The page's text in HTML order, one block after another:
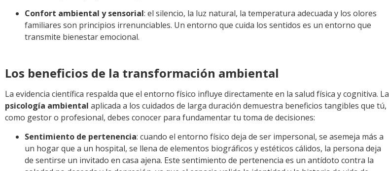
Confort ambiental y sensorial: el silencio, la luz natural, la temperatura adecuada y los olores
familiares son principios irrenunciables. Un entorno que cuida los sentidos es un entorno que
transmite bienestar emocional.
Los beneficios de la transformación ambiental
La evidencia científica respalda que el entorno físico influye directamente en la salud física y cognitiva. La
psicología ambiental aplicada a los cuidados de larga duración demuestra beneficios tangibles que tú,
como gestor o profesional, debes conocer para fundamentar tu toma de decisiones:
Sentimiento de pertenencia: cuando el entorno físico deja de ser impersonal, se asemeja más a
un hogar que a un hospital, se llena de elementos biográficos y estéticos cálidos, la persona deja
de sentirse un invitado en casa ajena. Este sentimiento de pertenencia es un antídoto contra la